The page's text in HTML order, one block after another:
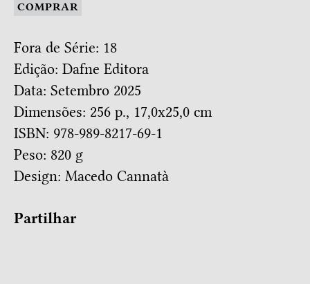
COMPRAR
Fora de Série: 18
Edição: Dafne Editora
Data: Setembro 2025
Dimensões: 256 p., 17,0x25,0 cm
ISBN: 978-989-8217-69-1
Peso: 820 g
Design: Macedo Cannatà
Partilhar